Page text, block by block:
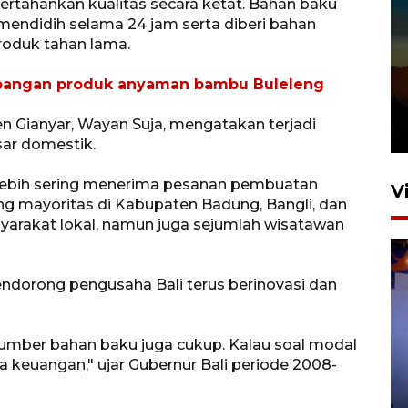
kualitas secara ketat. Bahan baku
selama 24 jam serta diberi bahan
tahan lama.
produk anyaman bambu Buleleng
Gianyar, Wayan Suja, mengatakan terjadi
domestik.
sering menerima pesanan pembuatan
mayoritas di Kabupaten Badung, Bangli, dan
lokal, namun juga sejumlah wisatawan
pengusaha Bali terus berinovasi dan
bahan baku juga cukup. Kalau soal modal
ujar Gubernur Bali periode 2008-
Bea Cukai sita 19 ribu botol